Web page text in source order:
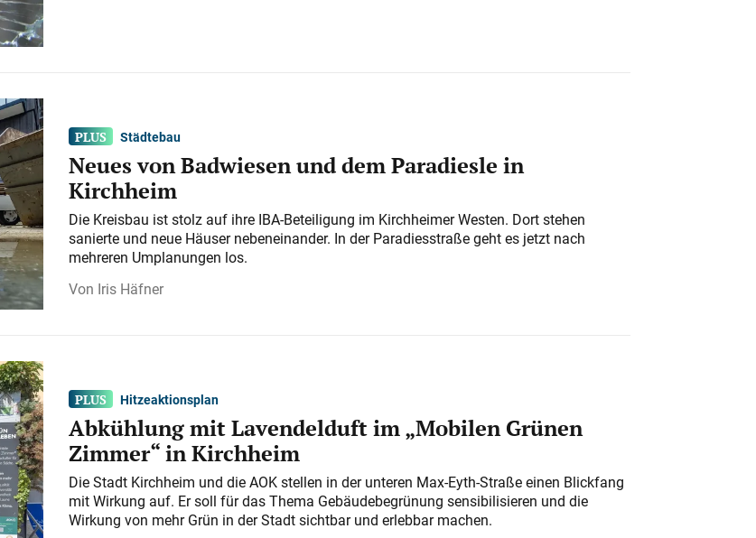
Städtebau
Neues von Badwiesen und dem Paradiesle in
Kirchheim
Die Kreisbau ist stolz auf ihre IBA-Beteiligung im Kirchheimer Westen. Dort stehen
sanierte und neue Häuser nebeneinander. In der Paradiesstraße geht es jetzt nach
mehreren Umplanungen los.
Iris Häfner
Hitzeaktionsplan
Abkühlung mit Lavendelduft im „Mobilen Grünen
Zimmer“ in Kirchheim
Die Stadt Kirchheim und die AOK stellen in der unteren Max-Eyth-Straße einen Blickfang
mit Wirkung auf. Er soll für das Thema Gebäudebegrünung sensibilisieren und die
Wirkung von mehr Grün in der Stadt sichtbar und erlebbar machen.